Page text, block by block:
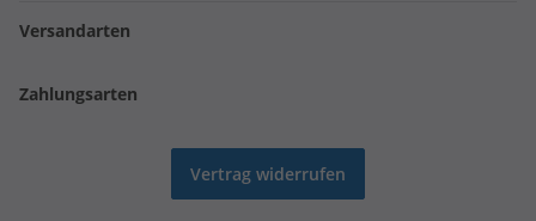
Versandarten
Zahlungsarten
Vertrag widerrufen